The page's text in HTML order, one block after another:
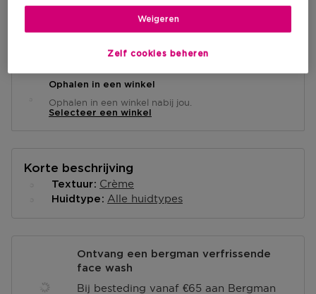
Levering aan huis
Op voorraad-
Ophalen in een winkel
Ophalen in een winkel nabij jou.
Selecteer een winkel
Korte beschrijving
Textuur Crème
Huidtype Alle huidtypes
Ontvang een bergman verfrissende
face wash
Bij besteding vanaf €65 aan Bergman
Zelf cookies beheren
Weigeren